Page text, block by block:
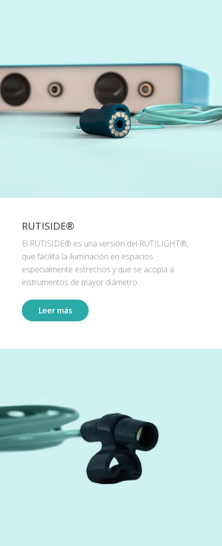
RUTISIDE®
El RUTISIDE® es una versión del RUTILIGHT®,
que facilita la iluminación en espacios
especialmente estrechos y que se acopla a
instrumentos de mayor diámetro.
Leer más